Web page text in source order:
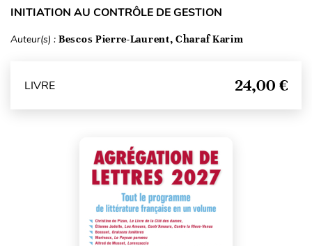
INITIATION AU CONTRÔLE DE GESTION
Auteur(s) : Bescos Pierre-Laurent, Charaf Karim
LIVRE 24,00 €